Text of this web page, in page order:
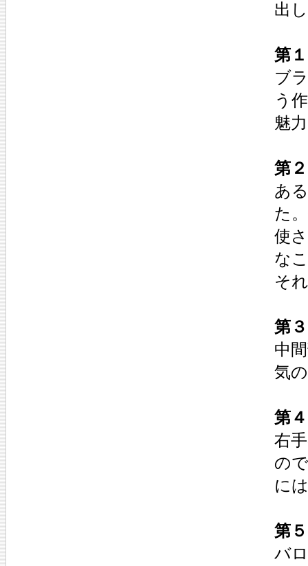
出
第
ブ
う
魅
第
あ
た
使
な
そ
第
中
気
第
右
の
に
第
バ